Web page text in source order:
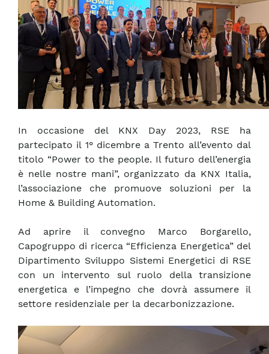
In occasione del KNX Day 2023, RSE ha
partecipato il 1° dicembre a Trento all’evento dal
titolo “Power to the people. Il futuro dell’energia
è nelle nostre mani”, organizzato da KNX Italia,
l’associazione che promuove soluzioni per la
Home & Building Automation.
Ad aprire il convegno Marco Borgarello,
Capogruppo di ricerca “Efficienza Energetica” del
Dipartimento Sviluppo Sistemi Energetici di RSE
con un intervento sul ruolo della transizione
energetica e l’impegno che dovrà assumere il
settore residenziale per la decarbonizzazione.